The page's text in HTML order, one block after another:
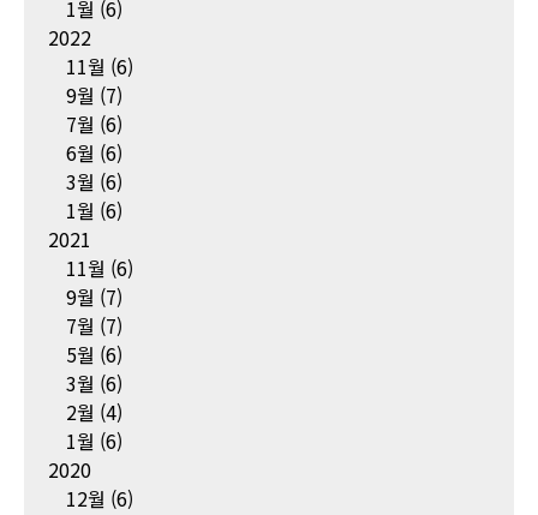
1월 (6)
2022
11월 (6)
9월 (7)
7월 (6)
6월 (6)
3월 (6)
1월 (6)
2021
11월 (6)
9월 (7)
7월 (7)
5월 (6)
3월 (6)
2월 (4)
1월 (6)
2020
12월 (6)